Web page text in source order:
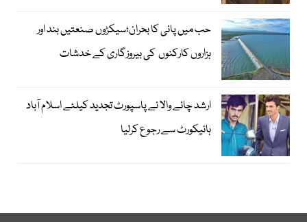
حب میں پانی کا بحران؛سیکڑوں صنعتیں بند اور
ہزاروں کارکنوں کی بیروزگاری کے خدشات
ارشد چائے والا نے پاسپورٹ تجدید کیلئے اسلام آباد
ہائیکورٹ سے رجوع کرلیا